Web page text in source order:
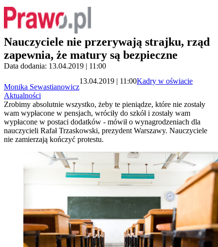
Nauczyciele nie przerywają strajku, rząd
zapewnia, że matury są bezpieczne
Data dodania: 13.04.2019 | 11:00
Monika Sewastianowicz
13.04.2019 | 11:00Kadry w oświacie
Aktualności
Zrobimy absolutnie wszystko, żeby te pieniądze, które nie zostały
wam wypłacone w pensjach, wróciły do szkół i zostały wam
wypłacone w postaci dodatków - mówił o wynagrodzeniach dla
nauczycieli Rafał Trzaskowski, prezydent Warszawy. Nauczyciele
nie zamierzają kończyć protestu.